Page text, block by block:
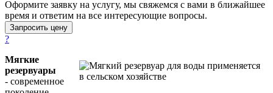
Оформите заявку на услугу, мы свяжемся с вами в ближайшее
время и ответим на все интересующие вопросы.
Запросить цену
?
Мягкие
резервуары
- современное